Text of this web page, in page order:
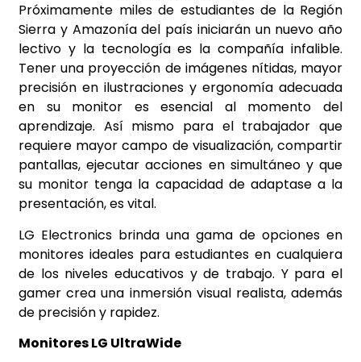
Próximamente miles de estudiantes de la Región
Sierra y Amazonía del país iniciarán un nuevo año
lectivo y la tecnología es la compañía infalible.
Tener una proyección de imágenes nítidas, mayor
precisión en ilustraciones y ergonomía adecuada
en su monitor es esencial al momento del
aprendizaje. Así mismo para el trabajador que
requiere mayor campo de visualización, compartir
pantallas, ejecutar acciones en simultáneo y que
su monitor tenga la capacidad de adaptase a la
presentación, es vital.
LG Electronics brinda una gama de opciones en
monitores ideales para estudiantes en cualquiera
de los niveles educativos y de trabajo. Y para el
gamer crea una inmersión visual realista, además
de precisión y rapidez.
Monitores LG UltraWide